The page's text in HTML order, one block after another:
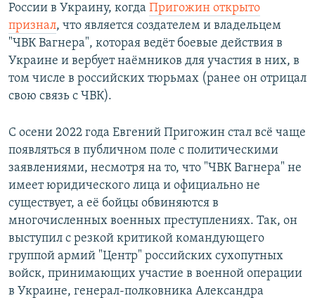
России в Украину, когда Пригожин открыто
признал, что является создателем и владельцем
"ЧВК Вагнера", которая ведёт боевые действия в
Украине и вербует наёмников для участия в них, в
том числе в российских тюрьмах (ранее он отрицал
свою связь с ЧВК).
С осени 2022 года Евгений Пригожин стал всё чаще
появляться в публичном поле с политическими
заявлениями, несмотря на то, что "ЧВК Вагнера" не
имеет юридического лица и официально не
существует, а её бойцы обвиняются в
многочисленных военных преступлениях. Так, он
выступил с резкой критикой командующего
группой армий "Центр" российских сухопутных
войск, принимающих участие в военной операции
в Украине, генерал-полковника Александра